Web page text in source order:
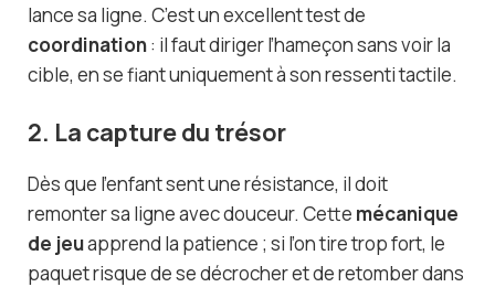
lance sa ligne. C’est un excellent test de
coordination: il faut diriger l’hameçon sans voir la
cible, en se fiant uniquement à son ressenti tactile.
2. La capture du trésor
Dès que l’enfant sent une résistance, il doit
remonter sa ligne avec douceur. Cette mécanique
de jeuapprend la patience ; si l’on tire trop fort, le
paquet risque de se décrocher et de retomber dans